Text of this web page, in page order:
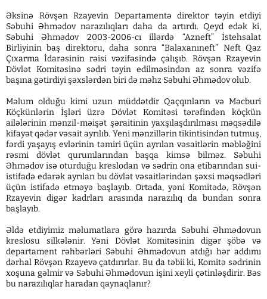
Əksinə Rövşən Rzayevin Departamentə direktor təyin etdiyi
Səbuhi Əhmədov narazılıqları daha da artırdı. Qeyd edək ki,
Səbuhi Əhmədov 2003-2006-cı illərdə “Azneft” İstehsalat
Birliyinin baş direktoru, daha sonra “Balaxanıneft” Neft Qaz
Çıxarma İdarəsinin rəisi vəzifəsində çalışıb. Rövşən Rzayevin
Dövlət Komitəsinə sədri təyin edilməsindən az sonra vəzifə
başına gətirdiyi şəxslərdən biri də məhz Səbuhi Əhmədov olub.
Məlum olduğu kimi uzun müddətdir Qaçqınların və Məcburi
Köçkünlərin İşləri üzrə Dövlət Komitəsi tərəfindən köçkün
ailələrinin mənzil-məişət şəraitinin yaxşılaşdırılması məqsədilə
kifayət qədər vəsait ayrılıb. Yeni mənzillərin tikintisindən tutmuş,
fərdi yaşayış evlərinin təmiri üçün ayrılan vəsaitlərin məbləğini
rəsmi dövlət qurumlarından başqa kimsə bilməz. Səbuhi
Əhmədov isə oturduğu kreslodan və sədrin ona etibarından sui-
istifadə edərək ayrılan bu dövlət vəsaitlərindən şəxsi məqsədləri
üçün istifadə etməyə başlayıb. Ortada, yəni Komitədə, Rövşən
Rzayevin digər kadrları arasında narazılıq da bundan sonra
başlayıb.
Əldə etdiyimiz məlumatlara görə hazırda Səbuhi Əhmədovun
kreslosu silkələnir. Yəni Dövlət Komitəsinin digər şöbə və
departament rəhbərləri Səbuhi Əhmədovun atdığı hər addımı
dərhal Rövşən Rzayevə çatdırırlar. Bu da təbii ki, Komitə sədrinin
xoşuna gəlmir və Səbuhi Əhmədovun işini xeyli çətinləşdirir. Bəs
bu narazılıqlar haradan qaynaqlanır?